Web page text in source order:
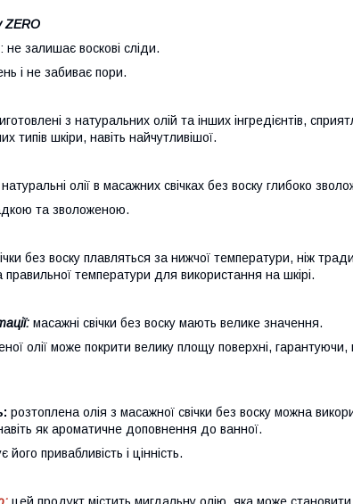
ZERO
залишає воскові сліди.
і не забиває пори.
з натуральних олій та інших інгредієнтів,
типів шкіри, навіть найчутливішої.
натуральні олії в масажних свічках без воску глибоко
та зволоженою.
без воску плавляться за нижчої температури, ніж
температури для використання на шкірі.
масажні свічки без воску мають велике значення.
олії може покрити велику площу поверхні, гарантуючи,
розтоплена олія з масажної свічки без воску можна
як ароматичне доповнення до ванної.
його привабливість і цінність.
цей продукт містить мигдальну олію, яка може